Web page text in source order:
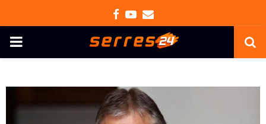
Facebook
Youtube
Email
PRIMARY